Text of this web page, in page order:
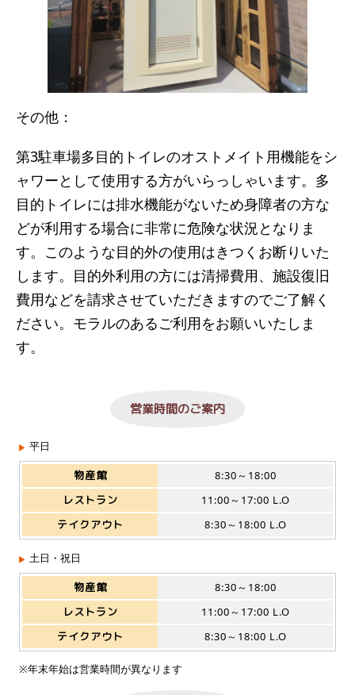
その他：
第3駐車場多目的トイレのオストメイト用機能をシ
ャワーとして使用する方がいらっしゃいます。多
目的トイレには排水機能がないため身障者の方な
どが利用する場合に非常に危険な状況となりま
す。このような目的外の使用はきつくお断りいた
します。目的外利用の方には清掃費用、施設復旧
費用などを請求させていただきますのでご了解く
ださい。モラルのあるご利用をお願いいたしま
す。
営業時間のご案内
平日
物産館
8:30～18:00
レストラン
11:00～17:00 L.O
テイクアウト
8:30～18:00 L.O
土日・祝日
物産館
8:30～18:00
レストラン
11:00～17:00 L.O
テイクアウト
8:30～18:00 L.O
※年末年始は営業時間が異なります